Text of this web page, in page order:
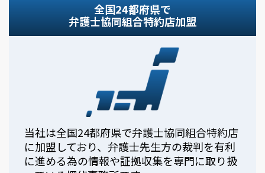
全国24都府県で
弁護士協同組合特約店加盟
当社は全国24都府県で弁護士協同組合特約店
に加盟しており、弁護士先生方の裁判を有利
に進める為の情報や証拠収集を専門に取り扱